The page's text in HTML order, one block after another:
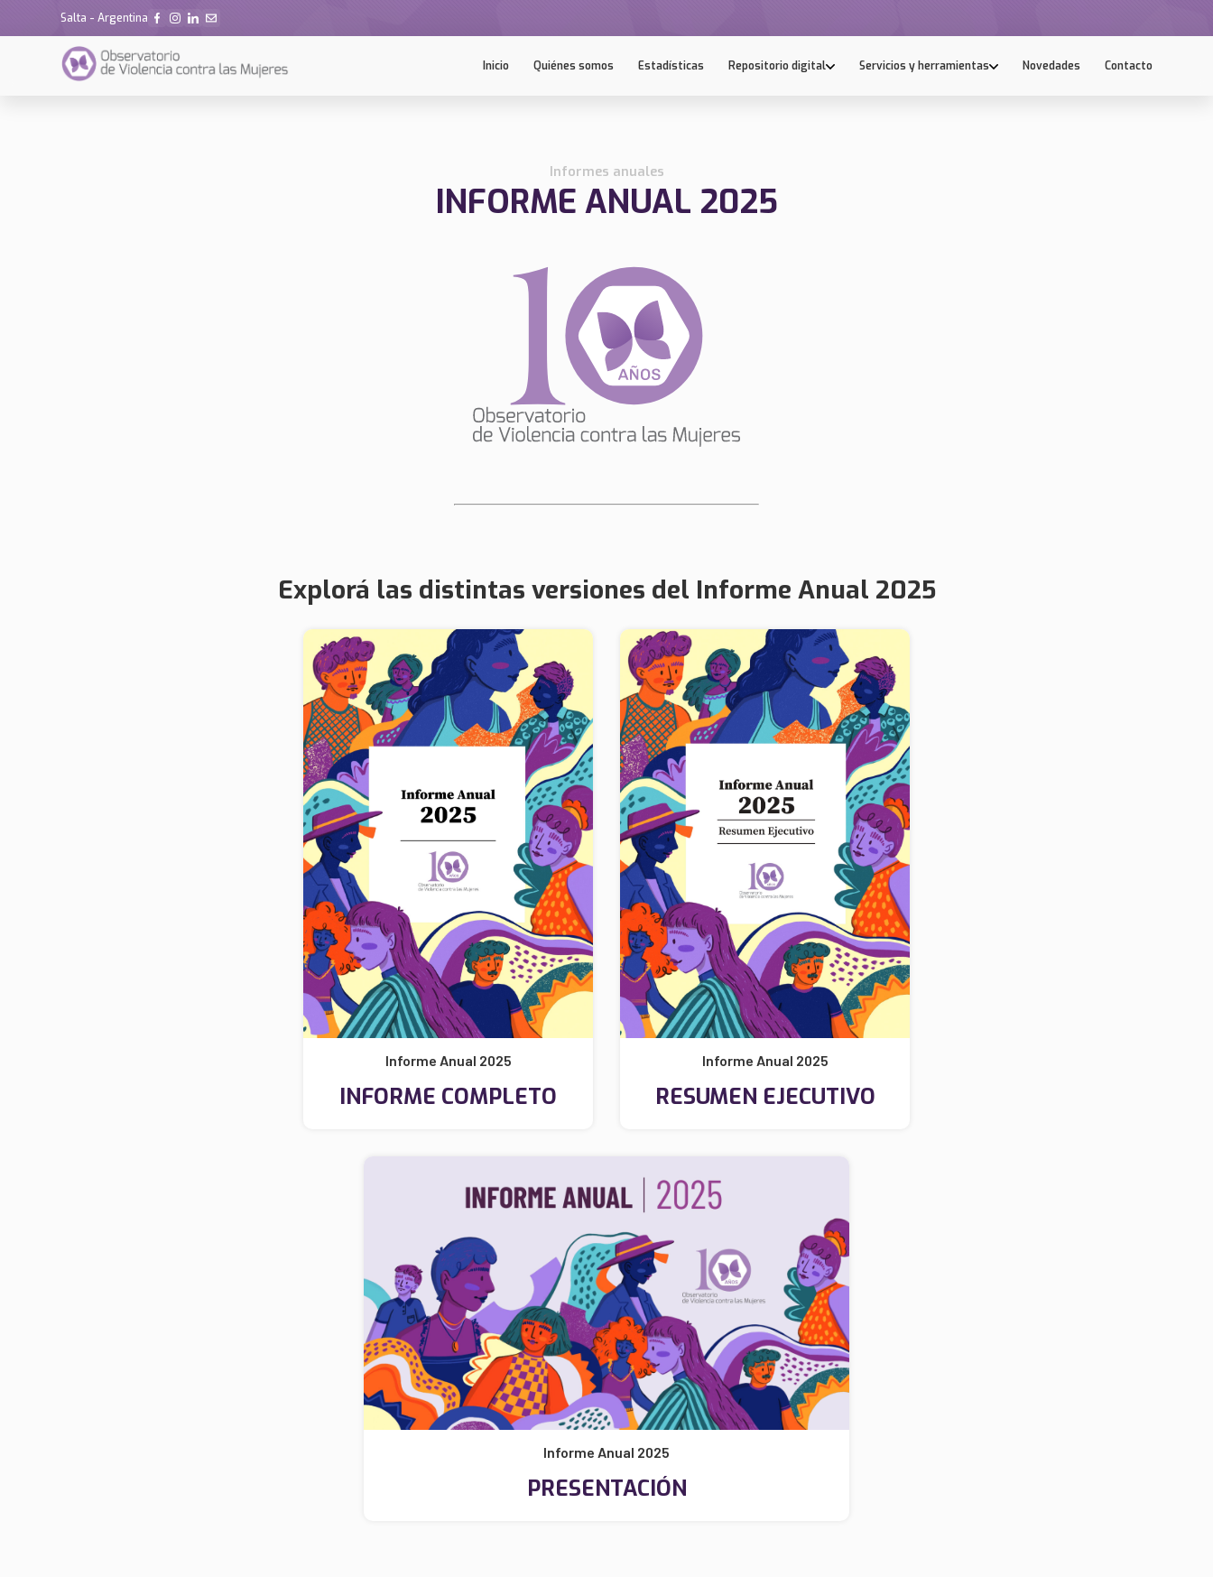
Salta - Argentina
Inicio Quiénes somos Estadísticas Repositorio digital Servicios y herramientas Novedades Contacto
Informes anuales
INFORME ANUAL 2025
Explorá las distintas versiones del Informe Anual 2025
Informe Anual 2025
INFORME COMPLETO
Informe Anual 2025
RESUMEN EJECUTIVO
Informe Anual 2025
PRESENTACIÓN